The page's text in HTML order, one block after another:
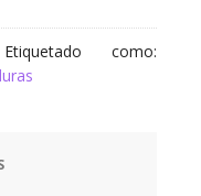
Etiquetado como: